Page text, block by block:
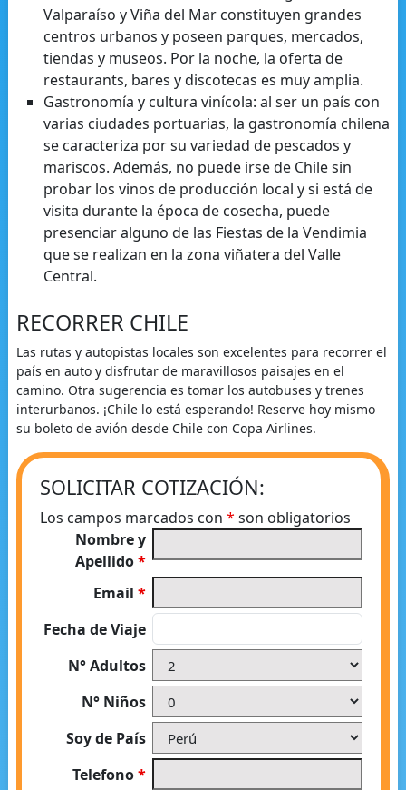
Valparaíso y Viña del Mar constituyen grandes
centros urbanos y poseen parques, mercados,
tiendas y museos. Por la noche, la oferta de
restaurants, bares y discotecas es muy amplia.
Gastronomía y cultura vinícola: al ser un país con
varias ciudades portuarias, la gastronomía chilena
se caracteriza por su variedad de pescados y
mariscos. Además, no puede irse de Chile sin
probar los vinos de producción local y si está de
visita durante la época de cosecha, puede
presenciar alguno de las Fiestas de la Vendimia
que se realizan en la zona viñatera del Valle
Central.
RECORRER CHILE
Las rutas y autopistas locales son excelentes para recorrer el
país en auto y disfrutar de maravillosos paisajes en el
camino. Otra sugerencia es tomar los autobuses y trenes
interurbanos. ¡Chile lo está esperando! Reserve hoy mismo
su boleto de avión desde Chile con Copa Airlines.
SOLICITAR COTIZACIÓN:
Los campos marcados con * son obligatorios
Nombre y
Apellido*
Email*
Fecha de Viaje
N° Adultos
N° Niños
Soy de País
Telefono*